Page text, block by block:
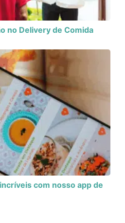
no Delivery de Comida
com nosso app de